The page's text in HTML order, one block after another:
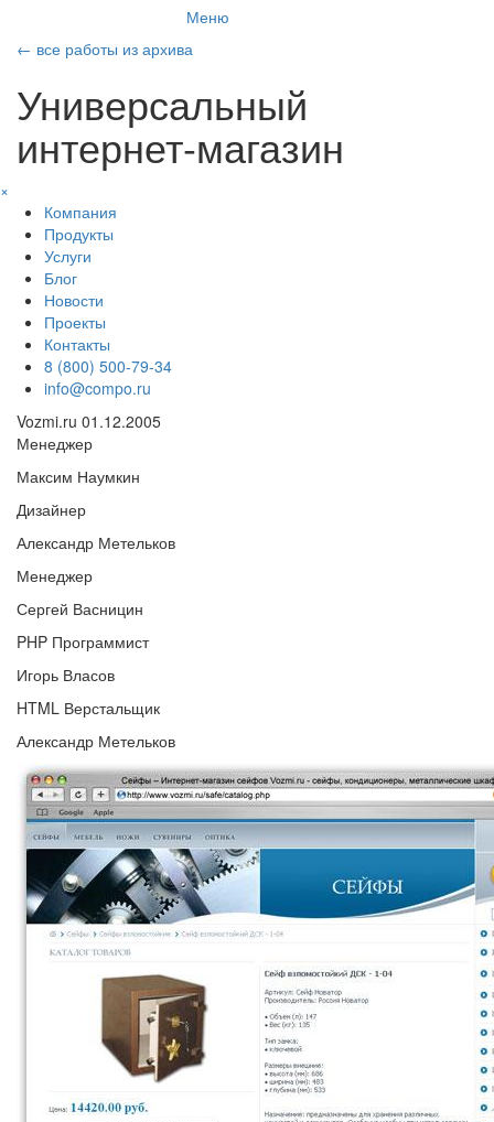
Меню
← все работы из архива
Универсальный
интернет-магазин
×
Компания
Продукты
Услуги
Блог
Новости
Проекты
Контакты
8 (800) 500-79-34
info@compo.ru
Vozmi.ru 01.12.2005
Менеджер
Максим Наумкин
Дизайнер
Александр Метельков
Менеджер
Сергей Васницин
PHP Программист
Игорь Власов
HTML Верстальщик
Александр Метельков